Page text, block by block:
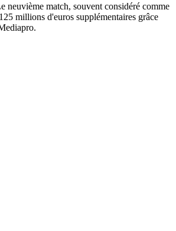
match, souvent considéré comme
millions d'euros supplémentaires grâce